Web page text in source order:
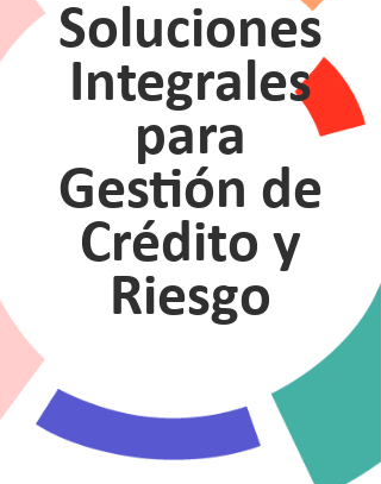
Soluciones
Integrales
para
Gestión de
Crédito y
Riesgo